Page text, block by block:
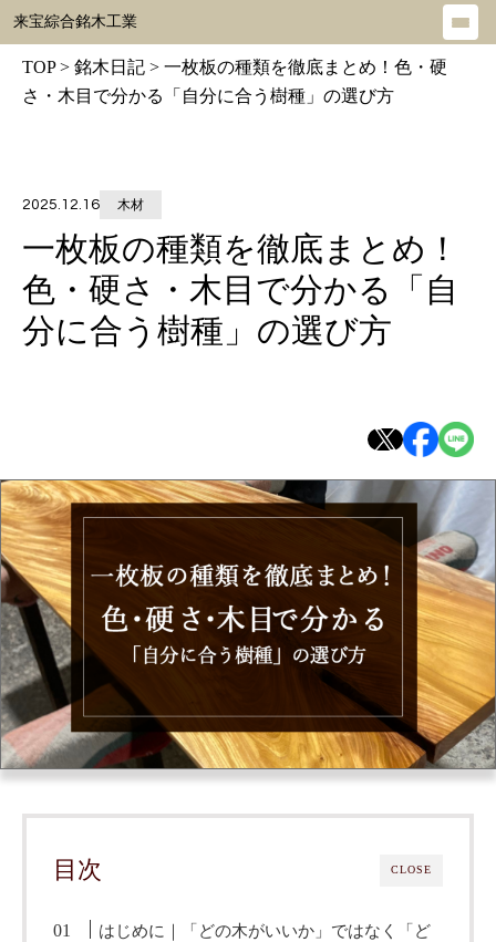
来宝綜合銘木工業
メ
TOP> 銘木日記 > 一枚板の種類を徹底まとめ！色・硬
さ・木目で分かる「自分に合う樹種」の選び方
2025.12.16 木材
一枚板の種類を徹底まとめ！
色・硬さ・木目で分かる「自
分に合う樹種」の選び方
CLOSE
目次
はじめに｜「どの木がいいか」ではなく「ど